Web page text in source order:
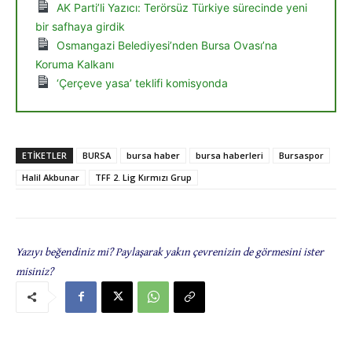
AK Parti’li Yazıcı: Terörsüz Türkiye sürecinde yeni
bir safhaya girdik
Osmangazi Belediyesi’nden Bursa Ovası’na
Koruma Kalkanı
‘Çerçeve yasa’ teklifi komisyonda
ETIKETLER BURSA bursa haber bursa haberleri
Bursaspor
Halil Akbunar
TFF 2. Lig Kırmızı Grup
Yazıyı beğendiniz mi? Paylaşarak yakın çevrenizin de görmesini ister
misiniz?